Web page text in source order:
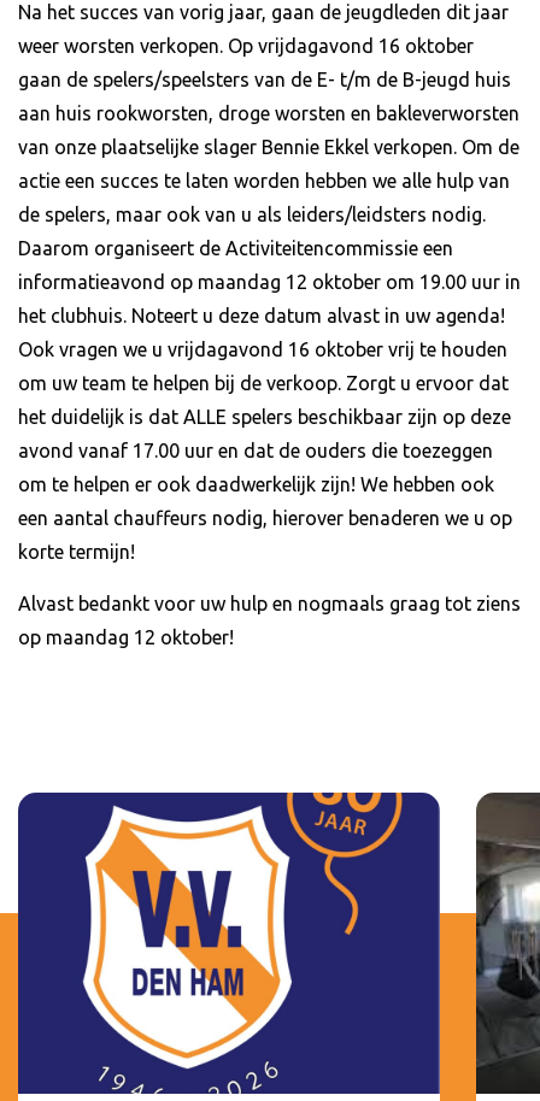
Na het succes van vorig jaar, gaan de jeugdleden dit jaar
weer worsten verkopen. Op vrijdagavond 16 oktober
gaan de spelers/speelsters van de E- t/m de B-jeugd huis
aan huis rookworsten, droge worsten en bakleverworsten
van onze plaatselijke slager Bennie Ekkel verkopen. Om de
actie een succes te laten worden hebben we alle hulp van
de spelers, maar ook van u als leiders/leidsters nodig.
Daarom organiseert de Activiteitencommissie een
informatieavond op maandag 12 oktober om 19.00 uur in
het clubhuis. Noteert u deze datum alvast in uw agenda!
Ook vragen we u vrijdagavond 16 oktober vrij te houden
om uw team te helpen bij de verkoop. Zorgt u ervoor dat
het duidelijk is dat ALLE spelers beschikbaar zijn op deze
avond vanaf 17.00 uur en dat de ouders die toezeggen
om te helpen er ook daadwerkelijk zijn! We hebben ook
een aantal chauffeurs nodig, hierover benaderen we u op
korte termijn!
Alvast bedankt voor uw hulp en nogmaals graag tot ziens
op maandag 12 oktober!